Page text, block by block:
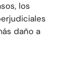
los
daño a